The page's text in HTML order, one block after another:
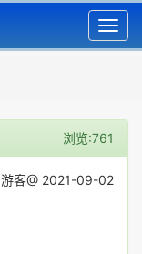
浏览:761
游客@ 2021-09-02